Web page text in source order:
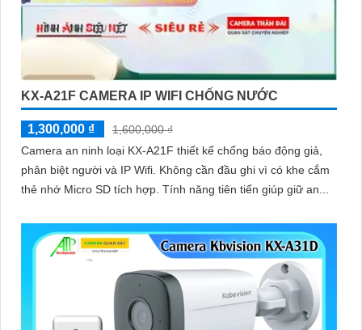
KX-A21F CAMERA IP WIFI CHỐNG NƯỚC
1,300,000 ₫
1,600,000 ₫
Camera an ninh loại KX-A21F thiết kế chống báo động giả,
phân biệt người và IP Wifi. Không cần đầu ghi vì có khe cắm
thẻ nhớ Micro SD tích hợp. Tính năng tiên tiến giúp giữ an...